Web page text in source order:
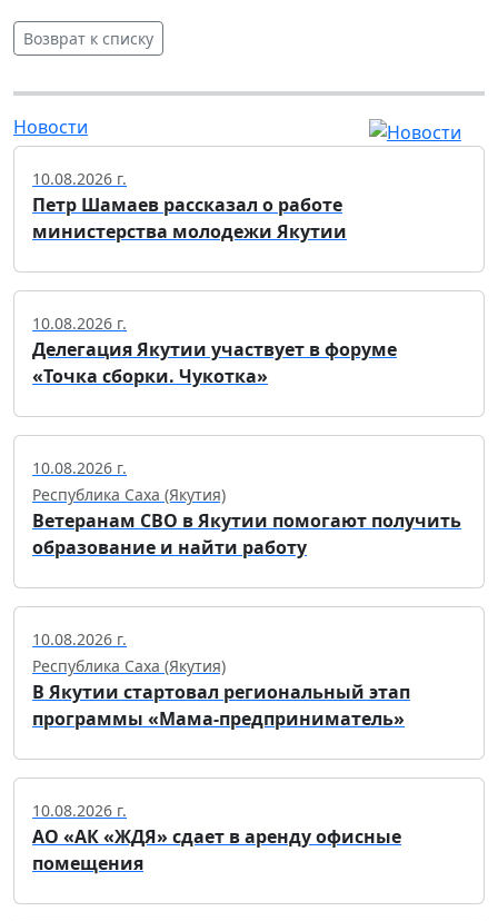
Возврат к списку
Новости
10.08.2026 г.
Петр Шамаев рассказал о работе
министерства молодежи Якутии
10.08.2026 г.
Делегация Якутии участвует в форуме
«Точка сборки. Чукотка»
10.08.2026 г.
Республика Саха (Якутия)
Ветеранам СВО в Якутии помогают получить
образование и найти работу
10.08.2026 г.
Республика Саха (Якутия)
В Якутии стартовал региональный этап
программы «Мама-предприниматель»
10.08.2026 г.
АО «АК «ЖДЯ» сдает в аренду офисные
помещения